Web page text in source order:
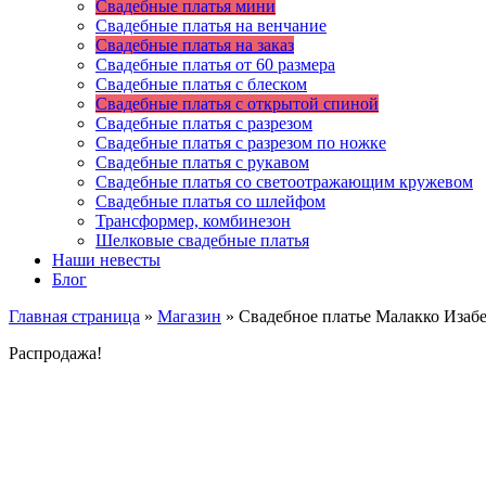
Свадебные платья мини
Свадебные платья на венчание
Свадебные платья на заказ
Свадебные платья от 60 размера
Свадебные платья с блеском
Свадебные платья с открытой спиной
Свадебные платья с разрезом
Свадебные платья с разрезом по ножке
Свадебные платья с рукавом
Свадебные платья со светоотражающим кружевом
Свадебные платья со шлейфом
Трансформер, комбинезон
Шелковые свадебные платья
Наши невесты
Блог
Главная страница » Магазин » Свадебное платье Малакко
Распродажа!